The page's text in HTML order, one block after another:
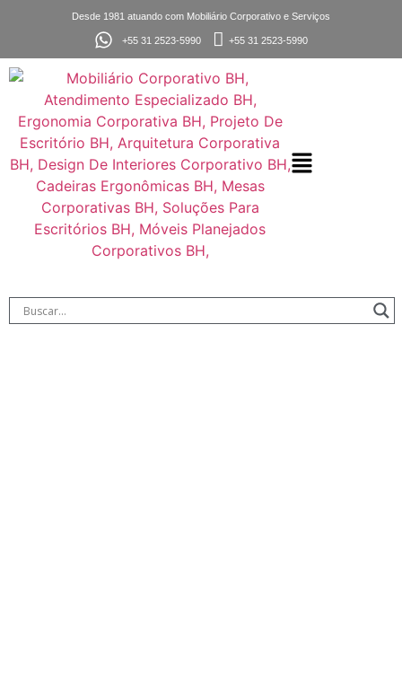
Desde 1981 atuando com Mobiliário Corporativo e Serviços
+55 31 2523-5990 +55 31 2523-5990